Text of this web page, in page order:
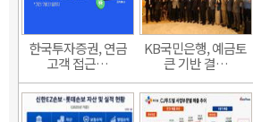
한국투자증권, 연금
고객 접근…
KB국민은행, 예금토
큰 기반 결…